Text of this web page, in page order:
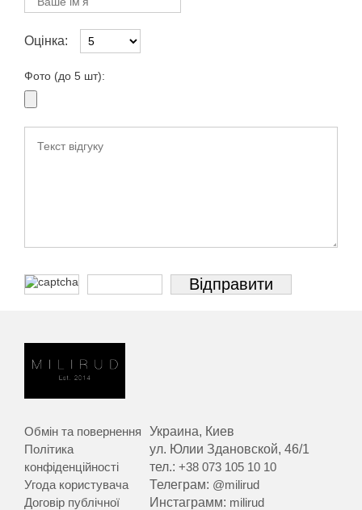
Оцінка:
Фото (до 5 шт):
Обмін та повернення
Політика
конфіденційності
Угода користувача
Договір публічної
Украина, Киев
ул. Юлии Здановской, 46/1
тел.:+38 073 105 10 10
Телеграм: @milirud
Инстаграмм: milirud